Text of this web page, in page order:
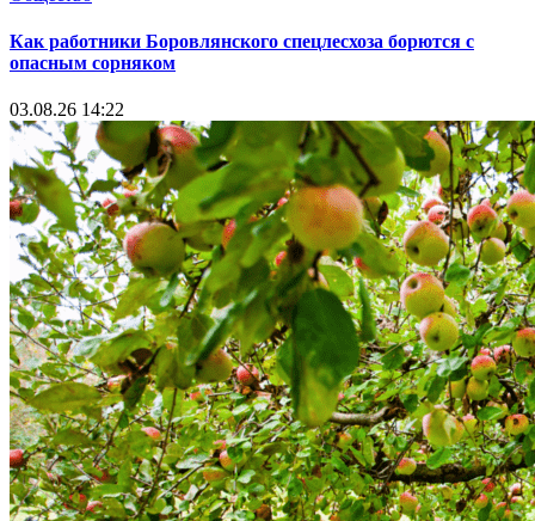
Как работники Боровлянского спецлесхоза борются с
опасным сорняком
03.08.26 14:22